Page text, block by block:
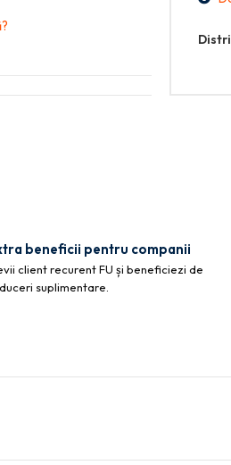
beneficii pentru companii
client recurent FU și beneficiezi de
suplimentare.